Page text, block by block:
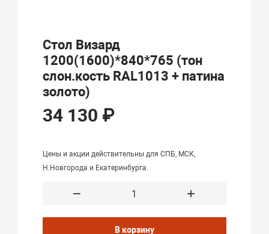
Стол Визард
1200(1600)*840*765 (тон
слон.кость RAL1013 + патина
золото)
34 130 ₽
Цены и акции действительны для СПБ, МСК,
Н.Новгорода и Екатеринбурга.
В корзину